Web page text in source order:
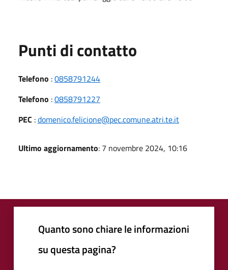
Punti di contatto
Telefono :0858791244
Telefono :0858791227
PEC :domenico.felicione@pec.comune.atri.te.it
Ultimo aggiornamento: 7 novembre 2024, 10:16
Quanto sono chiare le informazioni
su questa pagina?